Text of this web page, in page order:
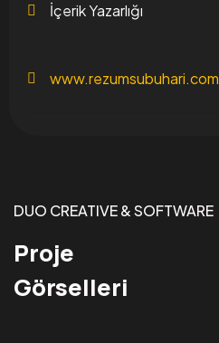
İçerik Yazarlığı
www.rezumsubuhari.com
DUO CREATIVE & SOFTWARE
Proje
Görselleri